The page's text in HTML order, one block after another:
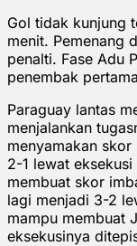
Gol tidak kunjung
menit. Pemenang
penalti. Fase Adu
penembak
Paraguay lantas
menjalankan
menyamakan skor
2-1 lewat
membuat skor
lagi menjadi 3-2
mampu membuat
eksekusinya